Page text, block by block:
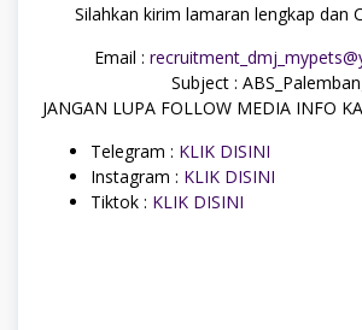
Silahkan kirim lamaran lengkap dan
Email :
Subject :
JANGAN LUPA FOLLOW MEDIA INFO
Telegram : KLIK DISINI
Instagram : KLIK DISINI
Tiktok : KLIK DISINI